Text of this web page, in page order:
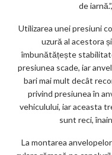
de
Utilizarea unei presiuni
uzură al acestora
îmbunătățește
presiunea scade, iar
bari mai mult decât
privind presiunea în
vehiculului, iar aceasta
sunt reci,
La montarea